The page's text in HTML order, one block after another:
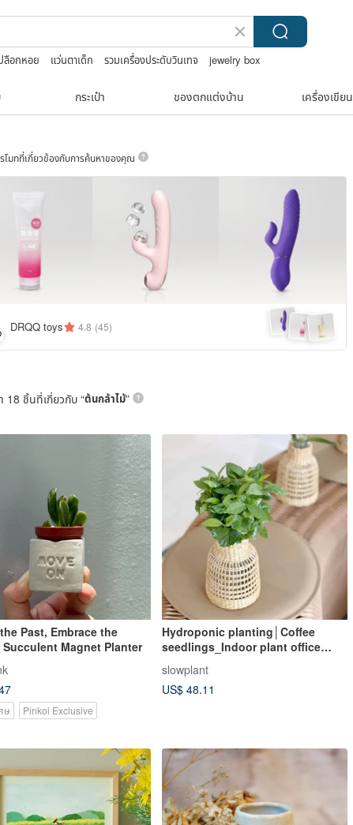
ลือกหอย แว่นตาเด็ก รวมเครื่องประดับวินเทจ
jewelry box
กระเป๋า ของตกแต่งบ้าน เครื่องเขียน
โมทที่เกี่ยวข้องกับการค้นหาของคุณ
DRQQ toys 4.8 (45)
18 ชิ้นที่เกี่ยวกับ “ต้นกล้าไม้”
Past, Embrace the
Succulent Magnet Planter
ษ Pinkoi Exclusive
Hydroponic planting│Coffee
seedlings_Indoor plant office
potted space layout
slowplant
US$ 48.11